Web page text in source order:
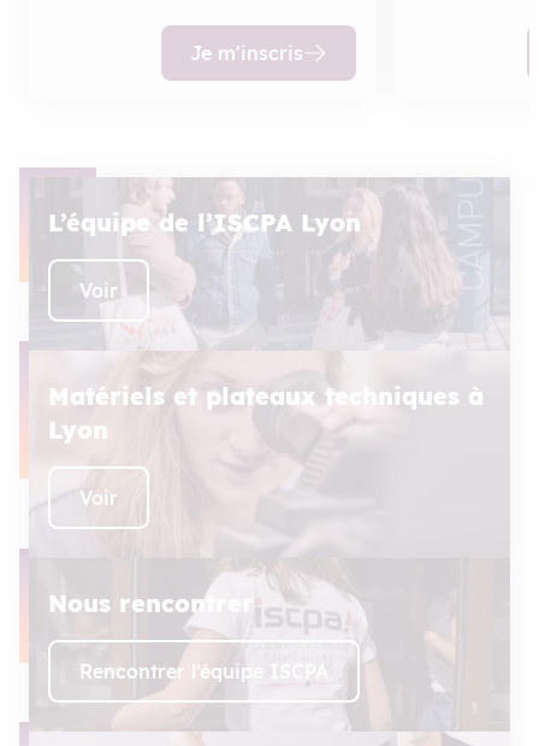
Je m'inscris
L’équipe de l’ISCPA Lyon
Voir
Matériels et plateaux techniques à
Lyon
Voir
Nous rencontrer
Rencontrer l’équipe ISCPA